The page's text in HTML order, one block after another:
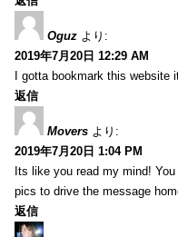
Oguz より:
2019年7月20日 12:29 AM
I gotta bookmark this website
返信
Movers より:
2019年7月20日 1:04 PM
Its like you read my mind!
pics to drive the message
返信